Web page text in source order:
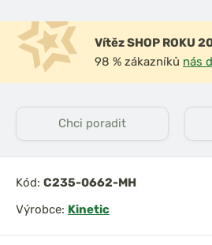
Vítěz SHOP ROKU
98 % zákazníků nás
Chci poradit
Kód: C235-0662-MH
Výrobce: Kinetic